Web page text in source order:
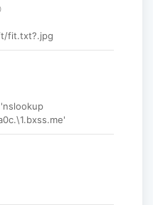
fit.txt?.jpg